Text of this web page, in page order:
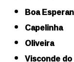
Boa
Capelinha
Oliveira
Visconde